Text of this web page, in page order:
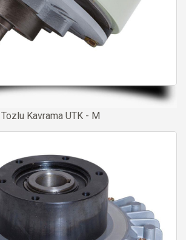
Tozlu Kavrama UTK - M